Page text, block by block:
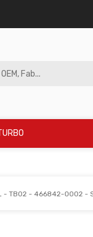
VL - TB02 - 466842-